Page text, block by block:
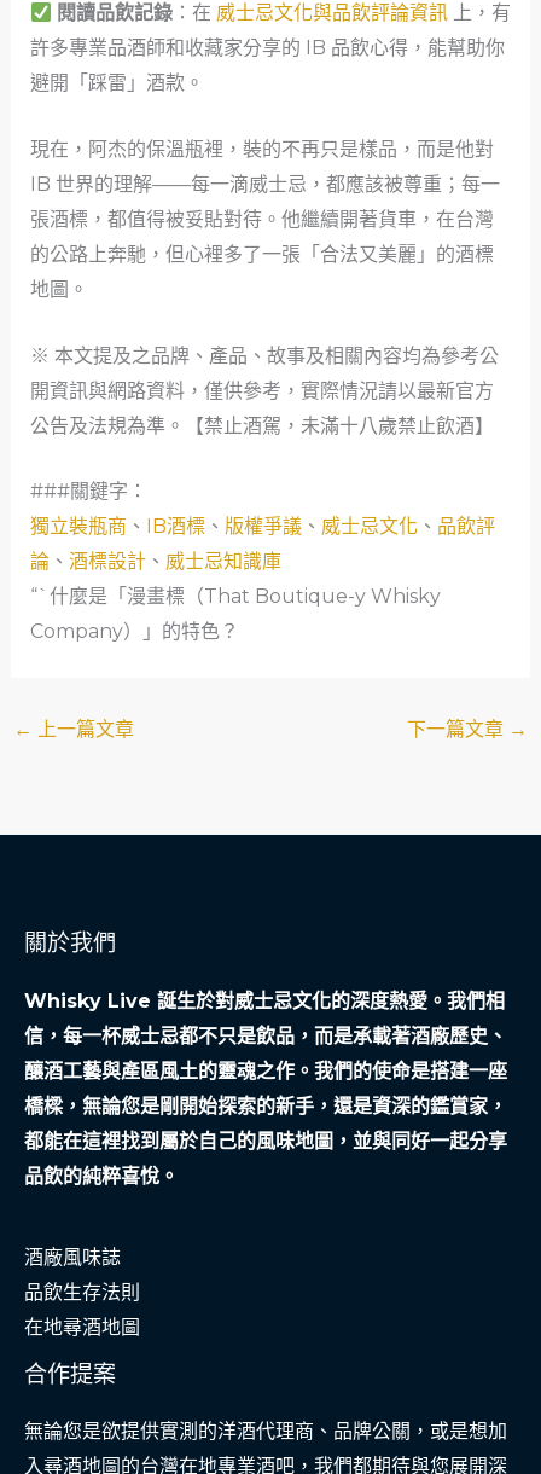
閱讀品飲記錄：在 威士忌文化與品飲評論資訊上，有
許多專業品酒師和收藏家分享的 IB 品飲心得，能幫助你
避開「踩雷」酒款。
現在，阿杰的保溫瓶裡，裝的不再只是樣品，而是他對
IB 世界的理解——每一滴威士忌，都應該被尊重；每一
張酒標，都值得被妥貼對待。他繼續開著貨車，在台灣
的公路上奔馳，但心裡多了一張「合法又美麗」的酒標
地圖。
※ 本文提及之品牌、產品、故事及相關內容均為參考公
開資訊與網路資料，僅供參考，實際情況請以最新官方
公告及法規為準。【禁止酒駕，未滿十八歲禁止飲酒】
###關鍵字：
獨立裝瓶商 、 IB酒標、 版權爭議、 威士忌文化、 品飲評
論、 酒標設計、 威士忌知識庫
“`什麼是「漫畫標（That Boutique-y Whisky
Company）」的特色？
← 上一篇文章 下一篇文章 →
關於我們
Whisky Live 誕生於對威士忌文化的深度熱愛。我們相
信，每一杯威士忌都不只是飲品，而是承載著酒廠歷史、
釀酒工藝與產區風土的靈魂之作。我們的使命是搭建一座
橋樑，無論您是剛開始探索的新手，還是資深的鑑賞家，
都能在這裡找到屬於自己的風味地圖，並與同好一起分享
品飲的純粹喜悅。
酒廠風味誌
品飲生存法則
在地尋酒地圖
合作提案
無論您是欲提供實測的洋酒代理商、品牌公關，或是想加
入尋酒地圖的台灣在地專業酒吧，我們都期待與您展開深